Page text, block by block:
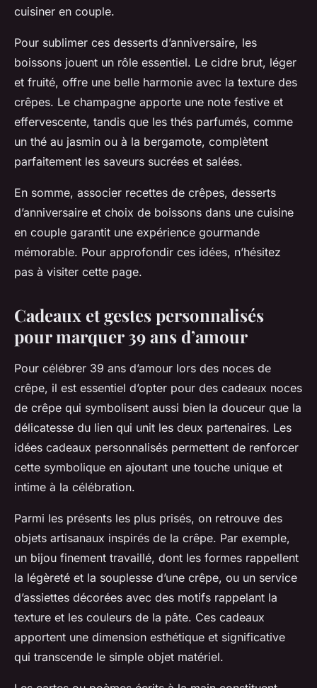
cuisiner en couple.
Pour sublimer ces desserts d’anniversaire, les
boissons jouent un rôle essentiel. Le cidre brut, léger
et fruité, offre une belle harmonie avec la texture des
crêpes. Le champagne apporte une note festive et
effervescente, tandis que les thés parfumés, comme
un thé au jasmin ou à la bergamote, complètent
parfaitement les saveurs sucrées et salées.
En somme, associer recettes de crêpes, desserts
d’anniversaire et choix de boissons dans une cuisine
en couple garantit une expérience gourmande
mémorable. Pour approfondir ces idées, n’hésitez
pas à visiter cette page.
Cadeaux et gestes personnalisés
pour marquer 39 ans d’amour
Pour célébrer 39 ans d’amour lors des noces de
crêpe, il est essentiel d’opter pour des cadeaux noces
de crêpe qui symbolisent aussi bien la douceur que la
délicatesse du lien qui unit les deux partenaires. Les
idées cadeaux personnalisés permettent de renforcer
cette symbolique en ajoutant une touche unique et
intime à la célébration.
Parmi les présents les plus prisés, on retrouve des
objets artisanaux inspirés de la crêpe. Par exemple,
un bijou finement travaillé, dont les formes rappellent
la légèreté et la souplesse d’une crêpe, ou un service
d’assiettes décorées avec des motifs rappelant la
texture et les couleurs de la pâte. Ces cadeaux
apportent une dimension esthétique et significative
qui transcende le simple objet matériel.